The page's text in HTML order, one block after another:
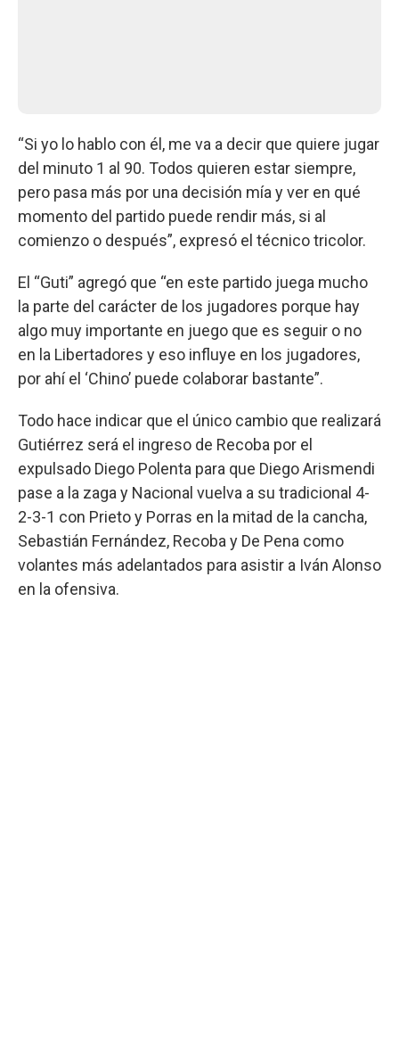
“Si yo lo hablo con él, me va a decir que quiere jugar
del minuto 1 al 90. Todos quieren estar siempre,
pero pasa más por una decisión mía y ver en qué
momento del partido puede rendir más, si al
comienzo o después”, expresó el técnico tricolor.
El “Guti” agregó que “en este partido juega mucho
la parte del carácter de los jugadores porque hay
algo muy importante en juego que es seguir o no
en la Libertadores y eso influye en los jugadores,
por ahí el ‘Chino’ puede colaborar bastante”.
Todo hace indicar que el único cambio que realizará
Gutiérrez será el ingreso de Recoba por el
expulsado Diego Polenta para que Diego Arismendi
pase a la zaga y Nacional vuelva a su tradicional 4-
2-3-1 con Prieto y Porras en la mitad de la cancha,
Sebastián Fernández, Recoba y De Pena como
volantes más adelantados para asistir a Iván Alonso
en la ofensiva.